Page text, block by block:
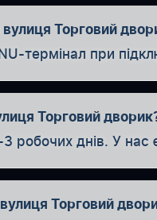
Торговий
термінал при
Торговий
днів. У нас
Торговий